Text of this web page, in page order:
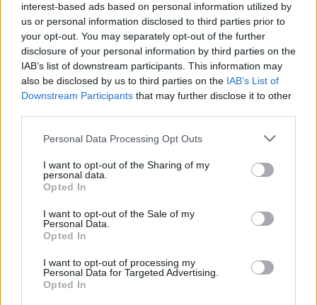
interest-based ads based on personal information utilized by
us or personal information disclosed to third parties prior to
your opt-out. You may separately opt-out of the further
disclosure of your personal information by third parties on the
IAB’s list of downstream participants. This information may
also be disclosed by us to third parties on the IAB’s List of
Downstream Participants that may further disclose it to other
Please note that this website/app uses one or more Google
not limited to your visit or usage behaviour. You may click to
grant or deny consent to Google and its third-party tags to
use your data for below specified purposes in below Google
consent section.
Personal Data Processing Opt Outs
I want to opt-out of the Sharing of my
personal data.
Opted In
I want to opt-out of the Sale of my
Personal Data.
Opted In
I want to opt-out of processing my
Personal Data for Targeted Advertising.
Opted In